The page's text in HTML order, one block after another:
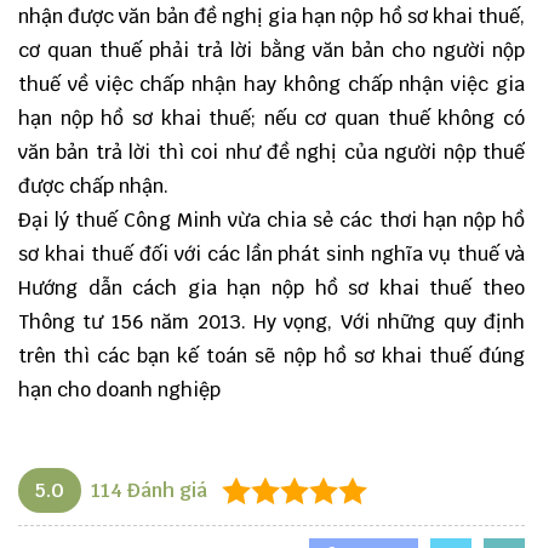
nhận được văn bản đề nghị gia hạn nộp hồ sơ khai thuế,
cơ quan thuế phải trả lời bằng văn bản cho người nộp
thuế về việc chấp nhận hay không chấp nhận việc gia
hạn nộp hồ sơ khai thuế; nếu cơ quan thuế không có
văn bản trả lời thì coi như đề nghị của người nộp thuế
được chấp nhận.
Đại lý thuế Công Minh vừa chia sẻ các thơi hạn nộp hồ
sơ khai thuế đối với các lần phát sinh nghĩa vụ thuế và
Hướng dẫn cách gia hạn nộp hồ sơ khai thuế theo
Thông tư 156 năm 2013. Hy vọng, Với những quy định
trên thì các bạn kế toán sẽ nộp hồ sơ khai thuế đúng
hạn cho doanh nghiệp
5.0 114 Đánh giá